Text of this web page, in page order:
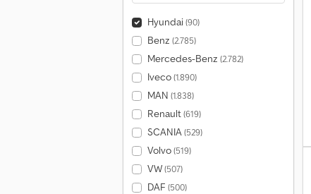
Hyundai(90)
Benz (2.785)
Mercedes-Benz (2.782)
Iveco(1.890)
MAN (1.838)
Renault(619)
SCANIA(529)
Volvo(519)
VW(507)
DAF (500)